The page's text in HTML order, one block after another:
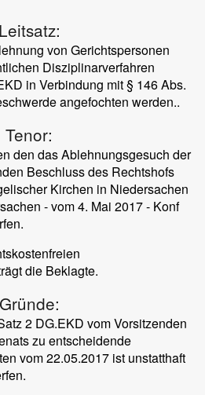
Leitsatz:
von Gerichtspersonen
Disziplinarverfahren
in Verbindung mit § 146 Abs.
angefochten werden..
Tenor:
den das Ablehnungsgesuch der
Beschluss des Rechtshofs
Kirchen in Niedersachen
- vom 4. Mai 2017 - Konf
die Beklagte.
Gründe:
2 DG.EKD vom Vorsitzenden
zu entscheidende
vom 22.05.2017 ist unstatthaft